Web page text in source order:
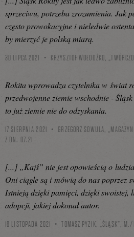
sprzeciwu, potrzeba zrozumienia. Jak
często prowokacyjne i nieledwie
by mierzyć je polską miarą.
30 LIPCA 2021 KRZYSZTOF WOŁODŹKO,
Rokita wprowadza czytelnika w świat
przedwojenne ziemie wschodnie -
to już ziemie nie do odzyskania.
17 SIERPNIA 2021
GRZEGORZ SOWULA,
Z DN. 07.21
[...] „Kajś” nie jest opowieścią o
Oni ciągle są i mówią do nas poprzez
Istnieją dzięki pamięci, dzięki swoistej,
adopcji, jakiej dokonał autor.
16 LISTOPADA 2021 TOMASZ PYZIK, „ŚLĄSK”,